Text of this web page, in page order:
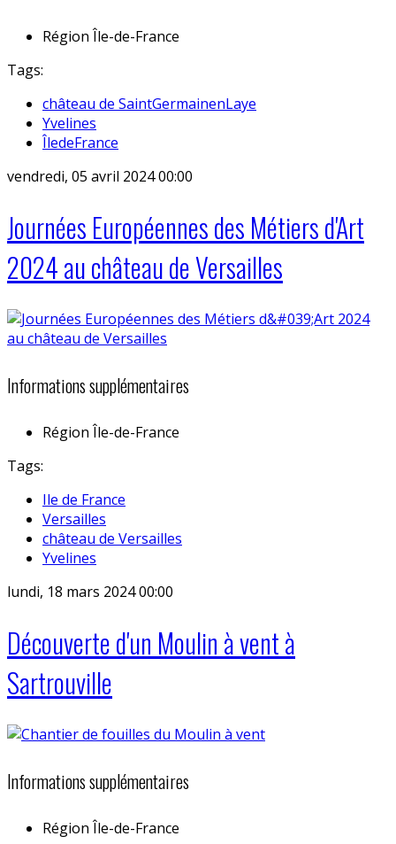
Région Île-de-France
Tags:
château de SaintGermainenLaye
Yvelines
ÎledeFrance
vendredi, 05 avril 2024 00:00
Journées Européennes des Métiers d'Art
2024 au château de Versailles
Informations supplémentaires
Région Île-de-France
Tags:
Ile de France
Versailles
château de Versailles
Yvelines
lundi, 18 mars 2024 00:00
Découverte d'un Moulin à vent à
Sartrouville
Informations supplémentaires
Région Île-de-France